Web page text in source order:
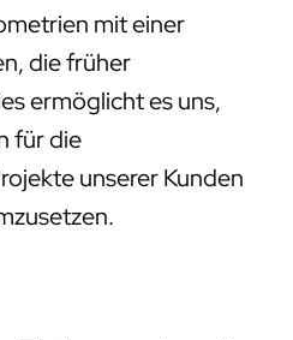
mit einer
die früher
ermöglicht es uns,
für die
unserer Kunden